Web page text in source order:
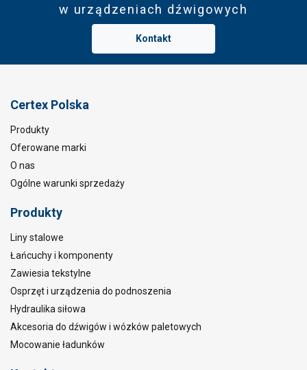
w urządzeniach dźwigowych
Kontakt
Certex Polska
Produkty
Oferowane marki
O nas
Ogólne warunki sprzedaży
Produkty
Liny stalowe
Łańcuchy i komponenty
Zawiesia tekstylne
Osprzęt i urządzenia do podnoszenia
Hydraulika siłowa
Akcesoria do dźwigów i wózków paletowych
Mocowanie ładunków